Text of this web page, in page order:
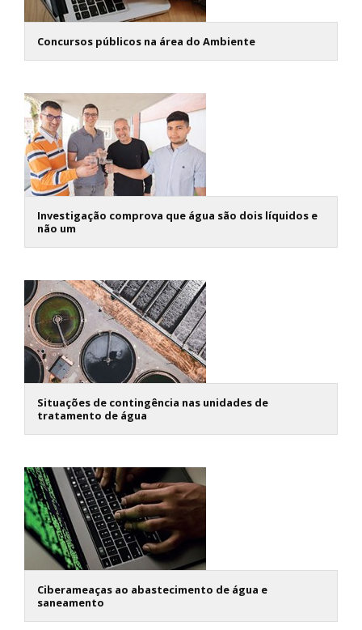
Concursos públicos na área do Ambiente
Investigação comprova que água são dois líquidos e
não um
Situações de contingência nas unidades de
tratamento de água
Ciberameaças ao abastecimento de água e
saneamento